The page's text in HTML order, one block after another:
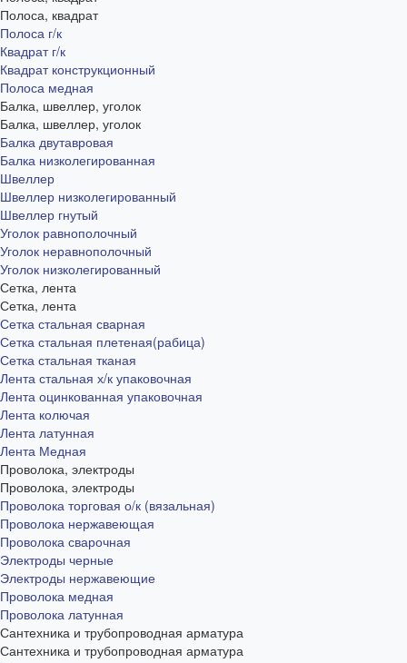
Полоса, квадрат
Полоса г/к
Квадрат г/к
Квадрат конструкционный
Полоса медная
Балка, швеллер, уголок
Балка, швеллер, уголок
Балка двутавровая
Балка низколегированная
Швеллер
Швеллер низколегированный
Швеллер гнутый
Уголок равнополочный
Уголок неравнополочный
Уголок низколегированный
Сетка, лента
Сетка, лента
Сетка стальная сварная
Сетка стальная плетеная(рабица)
Сетка стальная тканая
Лента стальная х/к упаковочная
Лента оцинкованная упаковочная
Лента колючая
Лента латунная
Лента Медная
Проволока, электроды
Проволока, электроды
Проволока торговая о/к (вязальная)
Проволока нержавеющая
Проволока сварочная
Электроды черные
Электроды нержавеющие
Проволока медная
Проволока латунная
Сантехника и трубопроводная арматура
Сантехника и трубопроводная арматура